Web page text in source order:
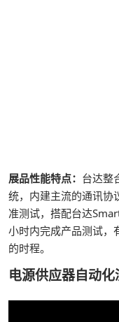
展品性能特点： 台达整
统，内建主流的通讯协
准测试，搭配台达
小时内完成产品测试，
的时程。
电源供应器自动